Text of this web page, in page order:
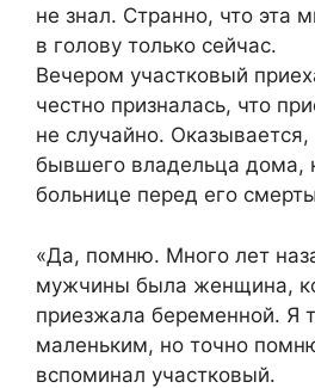
не знал. Странно, что эта
в голову только сейчас.
Вечером участковый
честно призналась, что
не случайно.
бывшего владельца дома,
больнице перед его
«Да, помню. Много лет
мужчины была женщина,
приезжала беременной. Я
маленьким, но точно
вспоминал участковый.